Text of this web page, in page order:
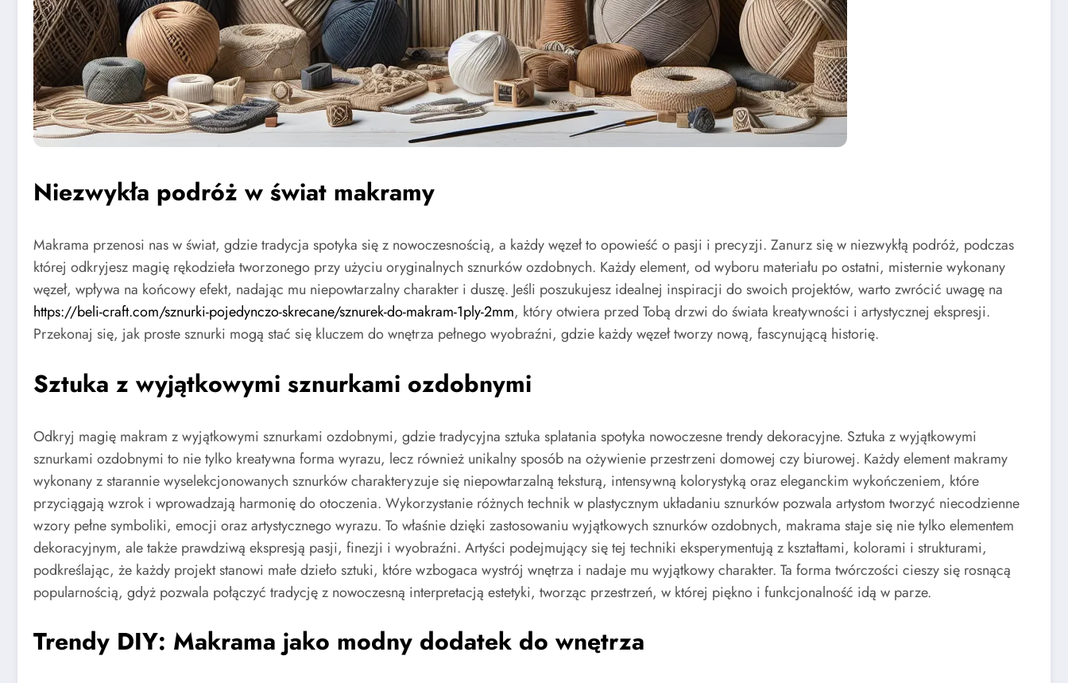
Niezwykła podróż w świat makramy
Makrama przenosi nas w świat, gdzie tradycja spotyka się z nowoczesnością, a każdy węzeł to opowieść o pasji i precyzji. Zanurz się w niezwykłą podróż, podczas
której odkryjesz magię rękodzieła tworzonego przy użyciu oryginalnych sznurków ozdobnych. Każdy element, od wyboru materiału po ostatni, misternie wykonany
węzeł, wpływa na końcowy efekt, nadając mu niepowtarzalny charakter i duszę. Jeśli poszukujesz idealnej inspiracji do swoich projektów, warto zwrócić uwagę na
https://beli-craft.com/sznurki-pojedynczo-skrecane/sznurek-do-makram-1ply-2mm, który otwiera przed Tobą drzwi do świata kreatywności i artystycznej ekspresji.
Przekonaj się, jak proste sznurki mogą stać się kluczem do wnętrza pełnego wyobraźni, gdzie każdy węzeł tworzy nową, fascynującą historię.
Sztuka z wyjątkowymi sznurkami ozdobnymi
Odkryj magię makram z wyjątkowymi sznurkami ozdobnymi, gdzie tradycyjna sztuka splatania spotyka nowoczesne trendy dekoracyjne. Sztuka z wyjątkowymi
sznurkami ozdobnymi to nie tylko kreatywna forma wyrazu, lecz również unikalny sposób na ożywienie przestrzeni domowej czy biurowej. Każdy element makramy
wykonany z starannie wyselekcjonowanych sznurków charakteryzuje się niepowtarzalną teksturą, intensywną kolorystyką oraz eleganckim wykończeniem, które
przyciągają wzrok i wprowadzają harmonię do otoczenia. Wykorzystanie różnych technik w plastycznym układaniu sznurków pozwala artystom tworzyć niecodzienne
wzory pełne symboliki, emocji oraz artystycznego wyrazu. To właśnie dzięki zastosowaniu wyjątkowych sznurków ozdobnych, makrama staje się nie tylko elementem
dekoracyjnym, ale także prawdziwą ekspresją pasji, finezji i wyobraźni. Artyści podejmujący się tej techniki eksperymentują z kształtami, kolorami i strukturami,
podkreślając, że każdy projekt stanowi małe dzieło sztuki, które wzbogaca wystrój wnętrza i nadaje mu wyjątkowy charakter. Ta forma twórczości cieszy się rosnącą
popularnością, gdyż pozwala połączyć tradycję z nowoczesną interpretacją estetyki, tworząc przestrzeń, w której piękno i funkcjonalność idą w parze.
Trendy DIY: Makrama jako modny dodatek do wnętrza